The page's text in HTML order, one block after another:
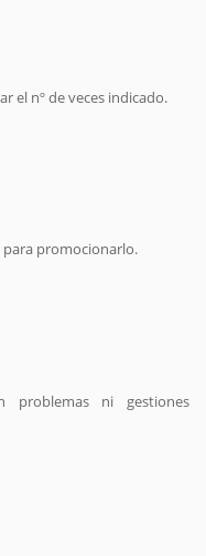
el nº de veces indicado.
promocionarlo.
problemas ni gestiones